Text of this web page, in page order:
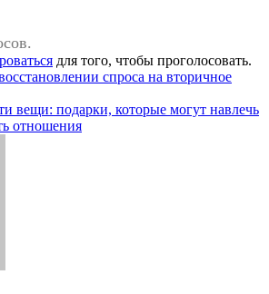
для того, чтобы проголосовать.
спроса на вторичное
вещи: подарки, которые могут навлечь
отношения